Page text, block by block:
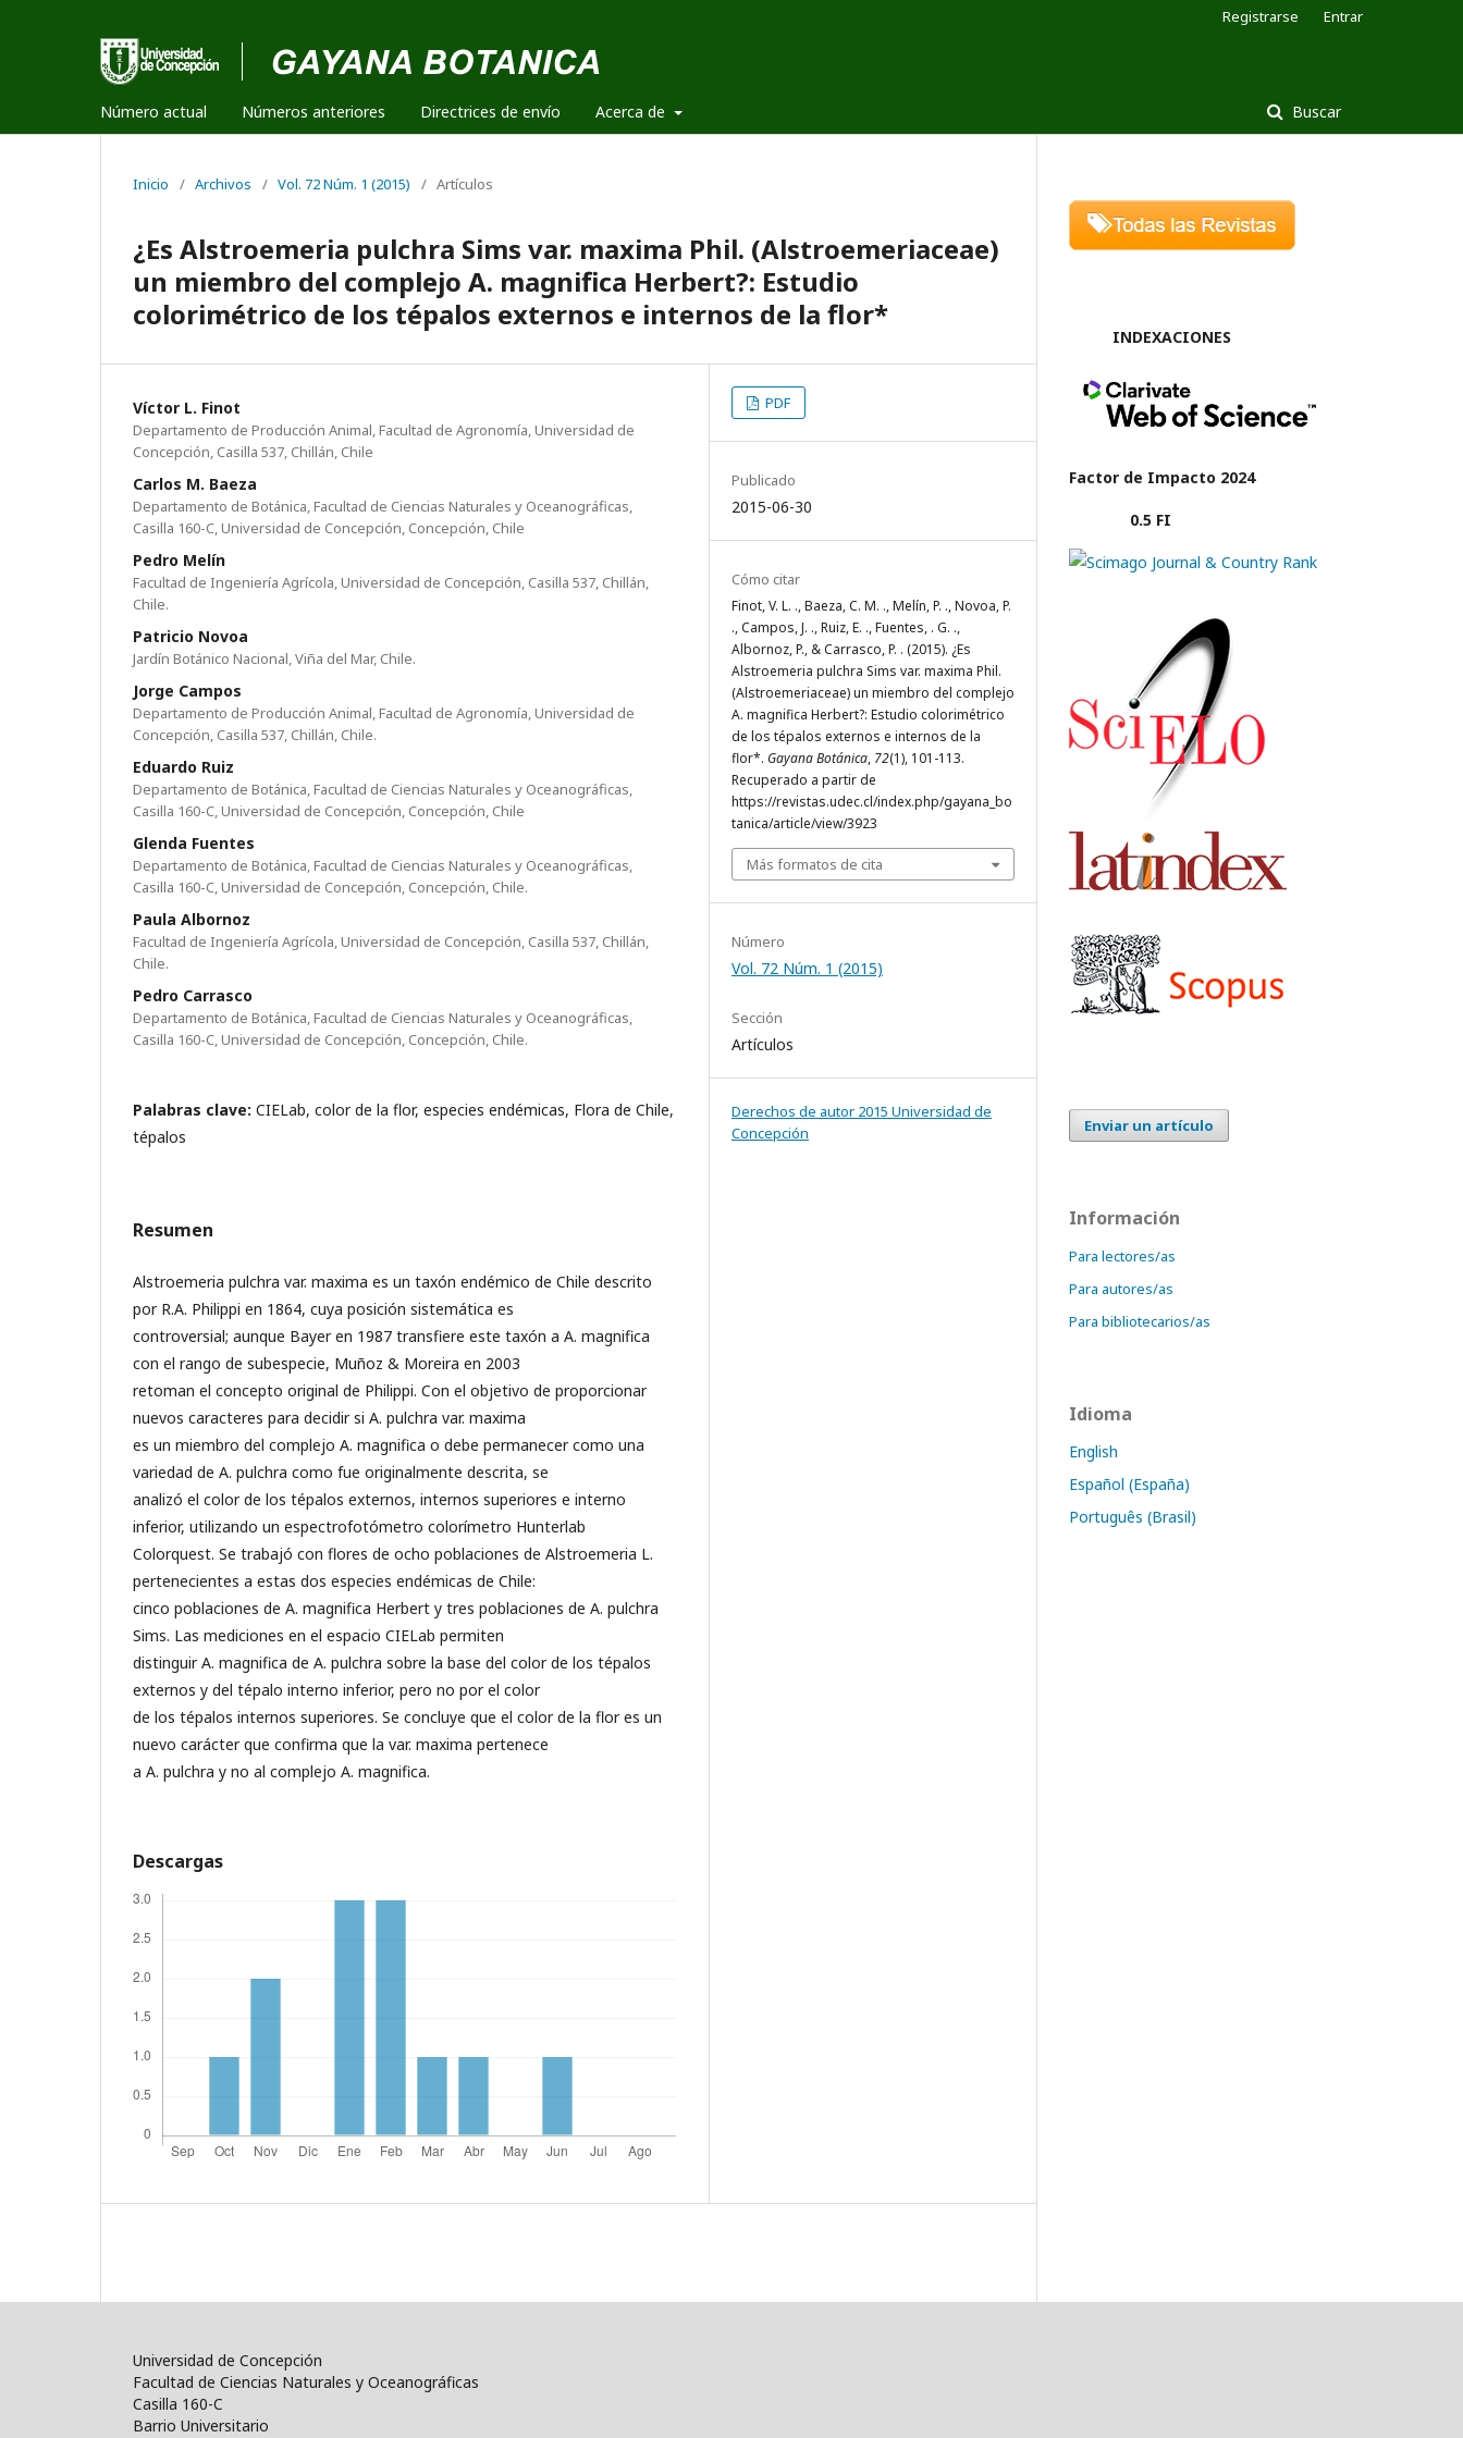
Número actual Números anteriores Directrices de envío Acerca de Buscar
Registrarse Entrar
Inicio / Archivos / Vol. 72 Núm. 1 (2015) / Artículos
¿Es Alstroemeria pulchra Sims var. maxima Phil. (Alstroemeriaceae)
un miembro del complejo A. magnifica Herbert?: Estudio
colorimétrico de los tépalos externos e internos de la flor*
Víctor L. Finot
Departamento de Producción Animal, Facultad de Agronomía, Universidad de
Concepción, Casilla 537, Chillán, Chile
Carlos M. Baeza
Departamento de Botánica, Facultad de Ciencias Naturales y Oceanográficas,
Casilla 160-C, Universidad de Concepción, Concepción, Chile
Pedro Melín
Facultad de Ingeniería Agrícola, Universidad de Concepción, Casilla 537, Chillán,
Chile.
Patricio Novoa
Jardín Botánico Nacional, Viña del Mar, Chile.
Jorge Campos
Departamento de Producción Animal, Facultad de Agronomía, Universidad de
Concepción, Casilla 537, Chillán, Chile.
Eduardo Ruiz
Departamento de Botánica, Facultad de Ciencias Naturales y Oceanográficas,
Casilla 160-C, Universidad de Concepción, Concepción, Chile
Glenda Fuentes
Departamento de Botánica, Facultad de Ciencias Naturales y Oceanográficas,
Casilla 160-C, Universidad de Concepción, Concepción, Chile.
Paula Albornoz
Facultad de Ingeniería Agrícola, Universidad de Concepción, Casilla 537, Chillán,
Chile.
Pedro Carrasco
Departamento de Botánica, Facultad de Ciencias Naturales y Oceanográficas,
Casilla 160-C, Universidad de Concepción, Concepción, Chile.
Palabras clave: CIELab, color de la flor, especies endémicas, Flora de Chile,
tépalos
Resumen
Alstroemeria pulchra var. maxima es un taxón endémico de Chile descrito
por R.A. Philippi en 1864, cuya posición sistemática es
controversial; aunque Bayer en 1987 transfiere este taxón a A. magnifica
con el rango de subespecie, Muñoz & Moreira en 2003
retoman el concepto original de Philippi. Con el objetivo de proporcionar
nuevos caracteres para decidir si A. pulchra var. maxima
es un miembro del complejo A. magnifica o debe permanecer como una
variedad de A. pulchra como fue originalmente descrita, se
analizó el color de los tépalos externos, internos superiores e interno
inferior, utilizando un espectrofotómetro colorímetro Hunterlab
Colorquest. Se trabajó con flores de ocho poblaciones de Alstroemeria L.
pertenecientes a estas dos especies endémicas de Chile:
cinco poblaciones de A. magnifica Herbert y tres poblaciones de A. pulchra
Sims. Las mediciones en el espacio CIELab permiten
distinguir A. magnifica de A. pulchra sobre la base del color de los tépalos
externos y del tépalo interno inferior, pero no por el color
de los tépalos internos superiores. Se concluye que el color de la flor es un
nuevo carácter que confirma que la var. maxima pertenece
a A. pulchra y no al complejo A. magnifica.
Descargas
PDF
Publicado
2015-06-30
Cómo citar
Finot, V. L. ., Baeza, C. M. ., Melín, P. ., Novoa, P.
., Campos, J. ., Ruiz, E. ., Fuentes, . G. .,
Albornoz, P., & Carrasco, P. . (2015). ¿Es
Alstroemeria pulchra Sims var. maxima Phil.
(Alstroemeriaceae) un miembro del complejo
A. magnifica Herbert?: Estudio colorimétrico
de los tépalos externos e internos de la
flor*. Gayana Botánica, 72(1), 101-113.
Recuperado a partir de
https://revistas.udec.cl/index.php/gayana_bo
tanica/article/view/3923
Más formatos de cita
Número
Vol. 72 Núm. 1 (2015)
Sección
Artículos
Derechos de autor 2015 Universidad de
Concepción
INDEXACIONES
Factor de Impacto 2024
0.5 FI
Enviar un artículo
Información
Para lectores/as
Para autores/as
Para bibliotecarios/as
Idioma
English
Español (España)
Português (Brasil)
Universidad de Concepción
Facultad de Ciencias Naturales y Oceanográficas
Casilla 160-C
Barrio Universitario